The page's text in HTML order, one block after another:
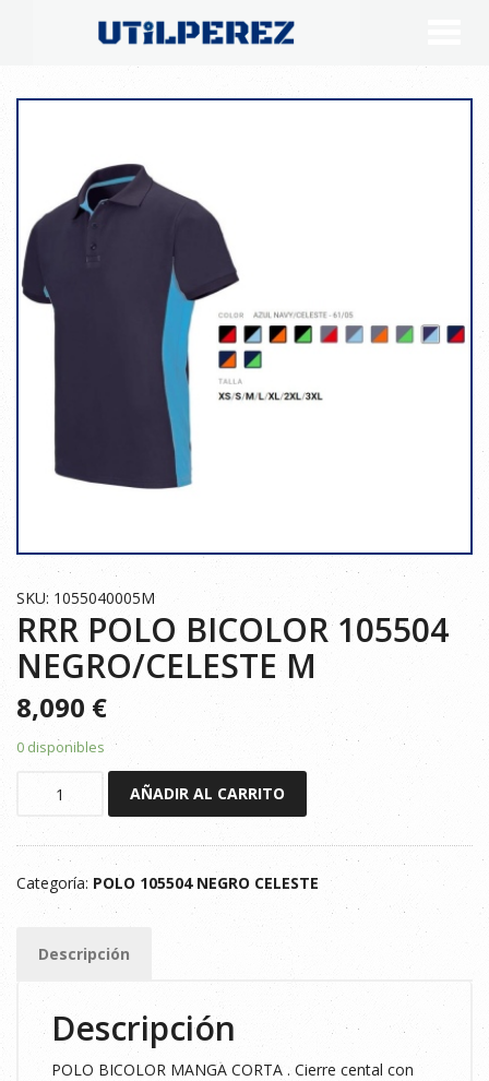
SKU: 1055040005M
RRR POLO BICOLOR 105504
NEGRO/CELESTE M
8,090 €
0 disponibles
BICOLOR
105504
NEGRO/CELESTE
AÑADIR AL CARRITO
Categoría: POLO 105504 NEGRO CELESTE
Descripción
Descripción
POLO BICOLOR MANGA CORTA . Cierre cental con